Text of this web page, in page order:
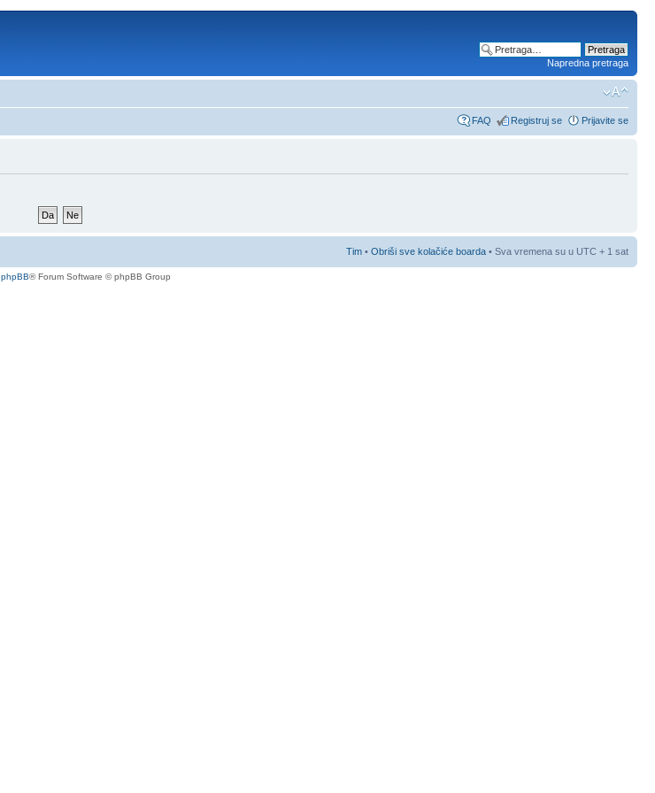
Napredna pretraga
FAQ Registruj se Prijavite se
Tim • Obriši sve kolačiće boarda • Sva vremena su u UTC + 1 sat
phpBB® Forum Software © phpBB Group